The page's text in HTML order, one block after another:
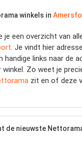
winkels in
je een overzicht van
. Je vindt hier
links naar de
Zo weet je
zit en of deze
de nieuwste